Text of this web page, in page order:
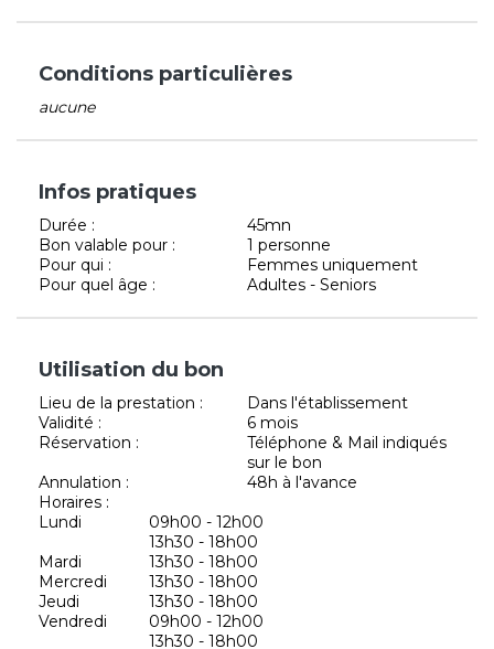
Conditions particulières
aucune
Infos pratiques
Durée :
45mn
Bon valable pour :
1 personne
Pour qui :
Femmes uniquement
Pour quel âge :
Adultes - Seniors
Utilisation du bon
Lieu de la prestation :
Dans l'établissement
Validité :
6 mois
Réservation :
Téléphone & Mail indiqués
sur le bon
Annulation :
48h à l'avance
Horaires :
Lundi
09h00 - 12h00
13h30 - 18h00
Mardi
13h30 - 18h00
Mercredi
13h30 - 18h00
Jeudi
13h30 - 18h00
Vendredi
09h00 - 12h00
13h30 - 18h00